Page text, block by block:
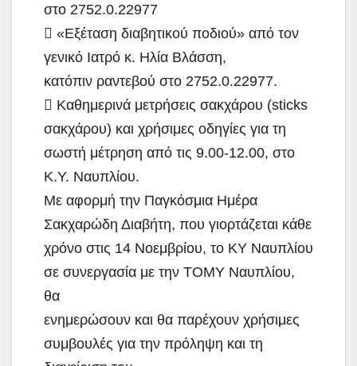
στο 2752.0.22977
 «Εξέταση διαβητικού ποδιού» από τον
γενικό Ιατρό κ. Ηλία Βλάσση,
κατόπιν ραντεβού στο 2752.0.22977.
 Καθημερινά μετρήσεις σακχάρου (sticks
σακχάρου) και χρήσιμες οδηγίες για τη
σωστή μέτρηση από τις 9.00-12.00, στo
Κ.Υ. Ναυπλίου.
Με αφορμή την Παγκόσμια Ημέρα
Σακχαρώδη Διαβήτη, που γιορτάζεται κάθε
χρόνο στις 14 Νοεμβρίου, το ΚΥ Ναυπλίου
σε συνεργασία με την ΤΟΜΥ Ναυπλίου,
θα
ενημερώσουν και θα παρέχουν χρήσιμες
συμβουλές για την πρόληψη και τη